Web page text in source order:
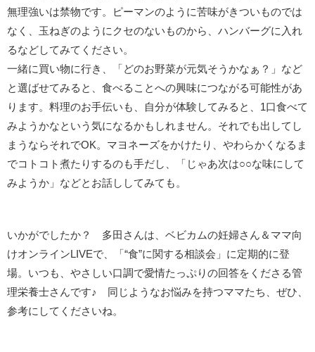
無理強いは禁物です。ピーマンのように苦味がきついものでは
なく、玉ねぎのようにクセのないものから、ハンバーグに入れ
るなどしてみてください。
一緒に買い物に行き、「どのお野菜が元気そうかなぁ？」など
と選ばせてみると、食べることへの興味につながる可能性があ
ります。料理のお手伝いも、自分が体験してみると、1口食べて
みようかなという気になるかもしれません。それでも出してし
まうならそれでOK。マヨネーズをかけたり、やわらかくなるま
でコトコト煮たりするのも手だし、「じゃあ次は○○な味にして
みようか」などとお話ししてみても。
いかがでしたか？ 多田さんは、ベビカムの妊婦さん＆ママ向
けオンラインLIVEで、「“食”に関する相談会」に定期的に登
場。いつも、やさしい口調で愛情たっぷりの回答をくださる管
理栄養士さんです♪ 同じようなお悩みを持つママたち、ぜひ、
参考にしてくださいね。